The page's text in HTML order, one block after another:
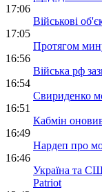
17:06
Військові
17:05
Протягом
16:56
Війська рф
16:54
Свириденко
16:51
Кабмін
16:49
Нардеп про
16:46
Україна та
Patriot